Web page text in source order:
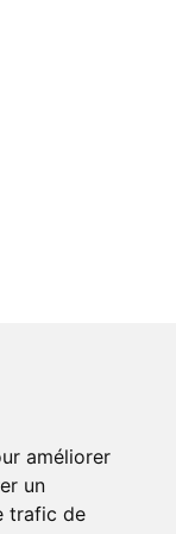
améliorer
un
trafic de